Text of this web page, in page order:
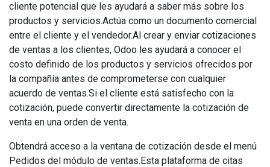
cliente potencial que les ayudará a saber más sobre los
productos y servicios.Actúa como un documento comercial
entre el cliente y el vendedor.Al crear y enviar cotizaciones
de ventas a los clientes, Odoo les ayudará a conocer el
costo definido de los productos y servicios ofrecidos por
la compañía antes de comprometerse con cualquier
acuerdo de ventas.Si el cliente está satisfecho con la
cotización, puede convertir directamente la cotización de
venta en una orden de venta.
Obtendrá acceso a la ventana de cotización desde el menú
Pedidos del módulo de ventas.Esta plataforma de citas